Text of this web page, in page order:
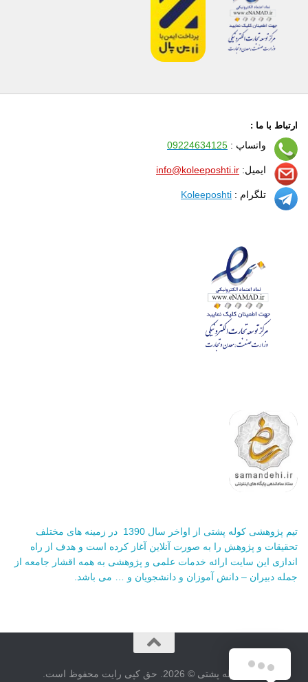
ارتباط با ما :
واتساپ : 09224634125
ایمیل: info@koleeposhti.ir
تلگرام : Koleeposhti
تیم پژوهشی کوله پشتی از اواخر سال 1390 در زمینه های مختلف
تحقیقات و پژوهش را به صورت آنلاین آغاز کرده است و هدف از راه
اندازی این سایت ارائه خدمات علمی و پژوهشی به همه اقشار جامعه از
جمله دبیران – دانش آموزان و دانشجویان و … می باشد.
سایت کوله پشتی © 2026. حق کپی رایت محفوظ است.